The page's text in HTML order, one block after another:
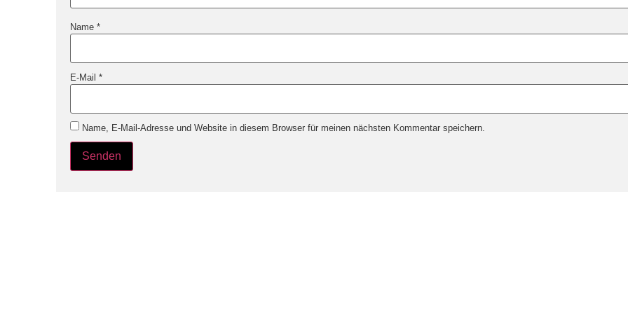
Name *
E-Mail *
Name, E-Mail-Adresse und Website in diesem Browser für meinen nächsten Kommentar speichern.